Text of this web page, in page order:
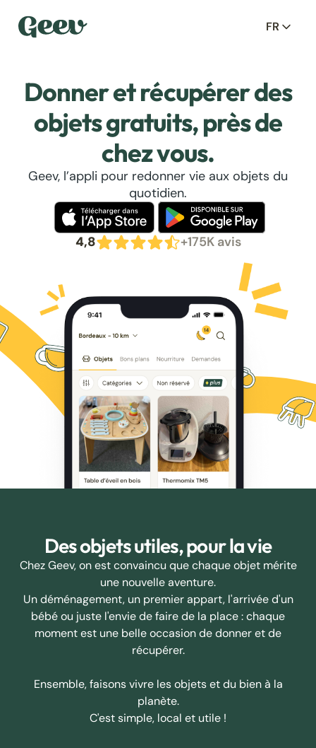
FR
Donner et récupérer des
objets gratuits, près de
chez vous.
Geev, l’appli pour redonner vie aux objets du
quotidien.
4,8 +175K avis
Des objets utiles, pour la vie
Chez Geev, on est convaincu que chaque objet mérite
une nouvelle aventure.
Un déménagement, un premier appart, l'arrivée d'un
bébé ou juste l'envie de faire de la place : chaque
moment est une belle occasion de donner et de
récupérer.
Ensemble, faisons vivre les objets et du bien à la
planète.
C'est simple, local et utile !